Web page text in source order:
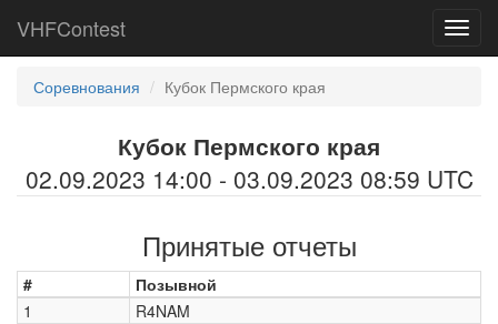
VHFContest
Соревнования Кубок Пермского края
Кубок Пермского края
02.09.2023 14:00 - 03.09.2023 08:59 UTC
Принятые отчеты
#
Позывной
1
R4NAM